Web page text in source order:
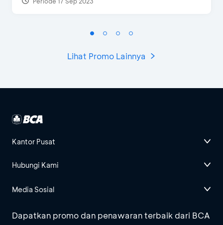
Lihat Promo Lainnya
Kantor Pusat
Hubungi Kami
Media Sosial
Dapatkan promo dan penawaran terbaik dari BCA